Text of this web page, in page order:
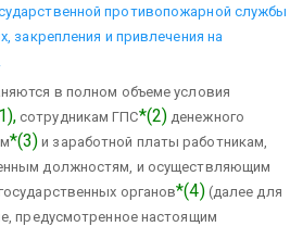
противопожарной службы
закрепления и привлечения на
в полном объеме условия
сотрудникам ГПС*(2)денежного
*(3) и заработной платы работникам,
должностям, и осуществляющим
органов*(4)(далее для
предусмотренное настоящим